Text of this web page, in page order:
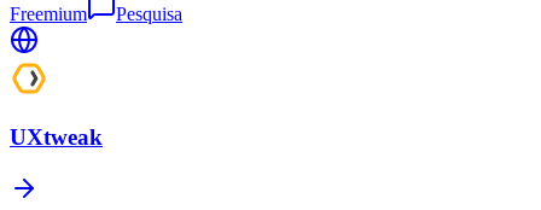
Freemium Pesquisa
UXtweak